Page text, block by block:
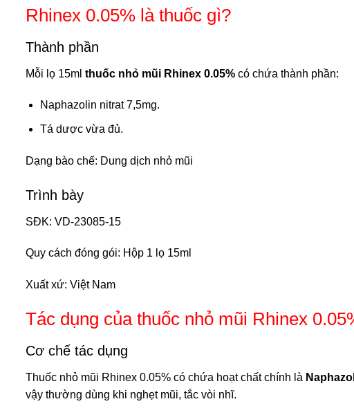
Rhinex 0.05% là thuốc gì?
Thành phần
Mỗi lọ 15ml thuốc nhỏ mũi Rhinex 0.05% có chứa thành phần:
Naphazolin nitrat 7,5mg.
Tá dược vừa đủ.
Dạng bào chế: Dung dịch nhỏ mũi
Trình bày
SĐK: VD-23085-15
Quy cách đóng gói: Hộp 1 lọ 15ml
Xuất xứ: Việt Nam
Tác dụng của thuốc nhỏ mũi Rhinex
Cơ chế tác dụng
Thuốc nhỏ mũi Rhinex 0.05% có chứa hoạt chất chính là
vậy thường dùng khi nghẹt mũi, tắc vòi nhĩ.